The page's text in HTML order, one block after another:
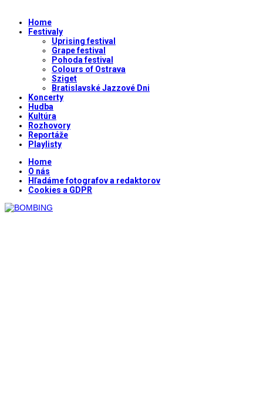
Home
Festivaly
Uprising festival
Grape festival
Pohoda festival
Colours of Ostrava
Sziget
Bratislavské Jazzové Dni
Koncerty
Hudba
Kultúra
Rozhovory
Reportáže
Playlisty
Home
O nás
Hľadáme fotografov a redaktorov
Cookies a GDPR